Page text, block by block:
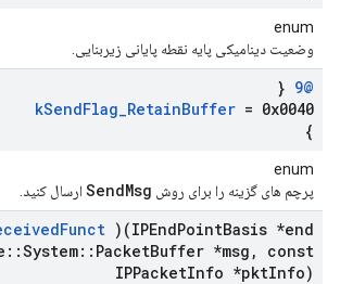
enum
وضعیت دینامیکی پایه نقطه پایانی زیربنایی.
@9
{
kSendFlag_RetainBuffer = 0x0040
}
enum
پرچم های گزینه را برای روش SendMsg ارسال کنید.
Funct )(IPEndPointBasis *end
::System:: PacketBuffer *msg ,
const
IPPacketInfo *pktInfo)